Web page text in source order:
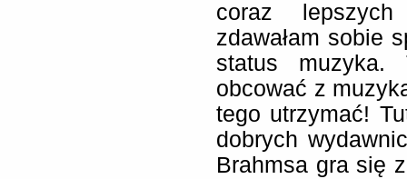
coraz
zdawałam sobie
status muzyka.
obcować z
tego utrzymać!
dobrych
Brahmsa gra się